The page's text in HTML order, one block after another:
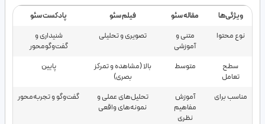
ویژگی‌ها مقاله سئو فیلم سئو
پادکست سئو
نوع محتوا
متنی و
آموزشی
تصویری و تحلیلی
شنیداری و
گفت‌وگومحور
سطح
تعامل
متوسط
بالا (مشاهده و تمرکز
بصری)
پایین
مناسب برای
آموزش
مفاهیم
نظری
تحلیل‌های عملی و
نمونه‌های واقعی
گفت‌وگو و تجربه‌محور